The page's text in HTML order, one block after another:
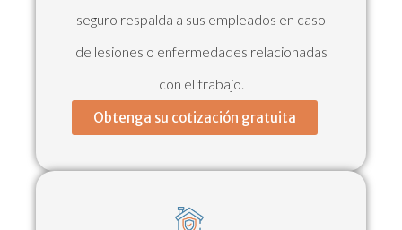
seguro respalda a sus empleados en caso
de lesiones o enfermedades relacionadas
con el trabajo.
Obtenga su cotización gratuita